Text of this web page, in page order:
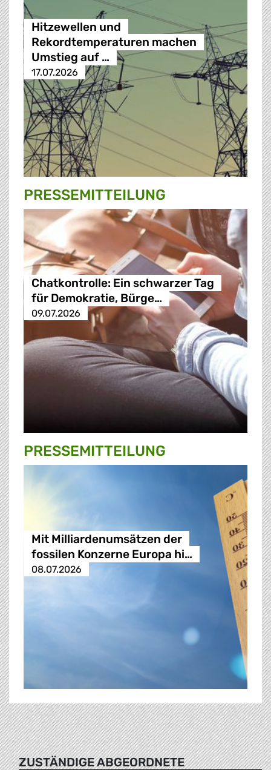
Hitzewellen und
Rekordtemperaturen machen
Umstieg auf …
17.07.2026
PRESSE­MITTEILUNG
Chatkontrolle: Ein schwarzer Tag
für Demokratie, Bürge…
09.07.2026
PRESSE­MITTEILUNG
Mit Milliardenumsätzen der
fossilen Konzerne Europa hi…
08.07.2026
ZUSTÄNDIGE ABGEORDNETE